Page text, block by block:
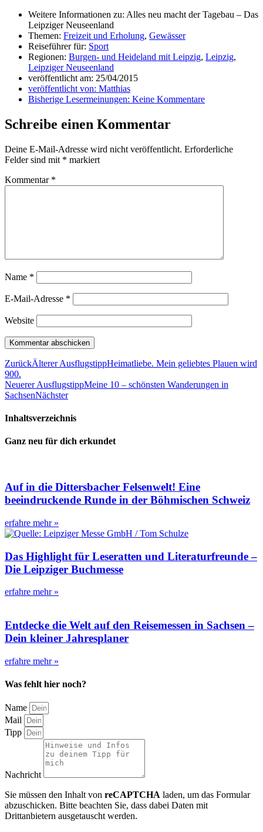
Weitere Informationen zu: Alles neu macht der Tagebau – Das
Leipziger Neuseenland
Themen: Freizeit und Erholung, Gewässer
Reiseführer für: Sport
Regionen: Burgen- und Heideland mit Leipzig, Leipzig,
Leipziger Neuseenland
veröffentlicht am: 25/04/2015
veröffentlicht von: Matthias
Bisherige Lesermeinungen: Keine Kommentare
Schreibe einen Kommentar
Deine E-Mail-Adresse wird nicht veröffentlicht. Erforderliche
Felder sind mit * markiert
Kommentar *
Name *
E-Mail-Adresse *
Website
ZurückÄlterer AusflugstippHeimatliebe. Mein geliebtes Plauen wird
900.
Neuerer AusflugstippMeine 10 – schönsten Wanderungen in
SachsenNächster
Inhaltsverzeichnis
Ganz neu für dich erkundet
Auf in die Dittersbacher Felsenwelt! Eine
beeindruckende Runde in der Böhmischen Schweiz
erfahre mehr »
Das Highlight für Leseratten und Literaturfreunde –
Die Leipziger Buchmesse
erfahre mehr »
Entdecke die Welt auf den Reisemessen in Sachsen –
Dein kleiner Jahresplaner
erfahre mehr »
Was fehlt hier noch?
Name
Mail
Tipp
Nachricht
Sie müssen den Inhalt von reCAPTCHA laden, um das Formular
abzuschicken. Bitte beachten Sie, dass dabei Daten mit
Drittanbietern ausgetauscht werden.